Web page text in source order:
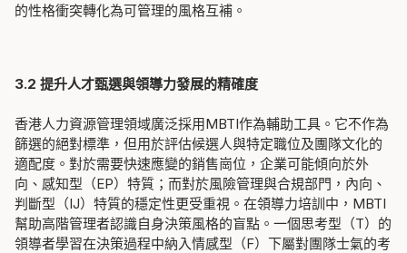
的性格衝突轉化為可管理的風格互補。
3.2 提升人才甄選與領導力發展的精確度
香港人力資源管理領域廣泛採用MBTI作為輔助工具。它不作為
篩選的絕對標準，但用於評估候選人與特定職位及團隊文化的
適配度。對於需要快速應變的銷售崗位，企業可能傾向於外
向、感知型（EP）特質；而對於風險管理與合規部門，內向、
判斷型（IJ）特質的穩定性更受重視。在領導力培訓中，MBTI
幫助高階管理者認識自身決策風格的盲點。一個思考型（T）的
領導者學習在決策過程中納入情感型（F）下屬對團隊士氣的考